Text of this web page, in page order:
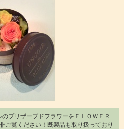
プリザーブドフラワーをＦＬＯＷＥＲ
ご覧ください！既製品も取り扱っており